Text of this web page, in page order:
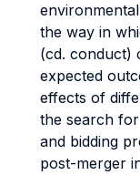
the way in
(cd. conduct)
expected
effects of
the search
and bidding
post-merger